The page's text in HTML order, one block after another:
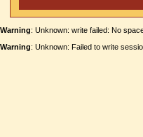
Warning: Unknown: write failed: No
Warning: Unknown: Failed to write